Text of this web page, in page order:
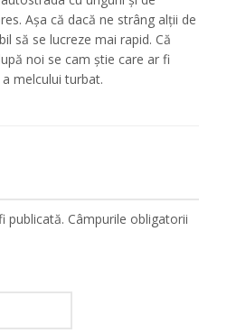
Așa că dacă ne strâng alții de
să se lucreze mai rapid. Că
noi se cam știe care ar fi
melcului turbat.
publicată. Câmpurile obligatorii